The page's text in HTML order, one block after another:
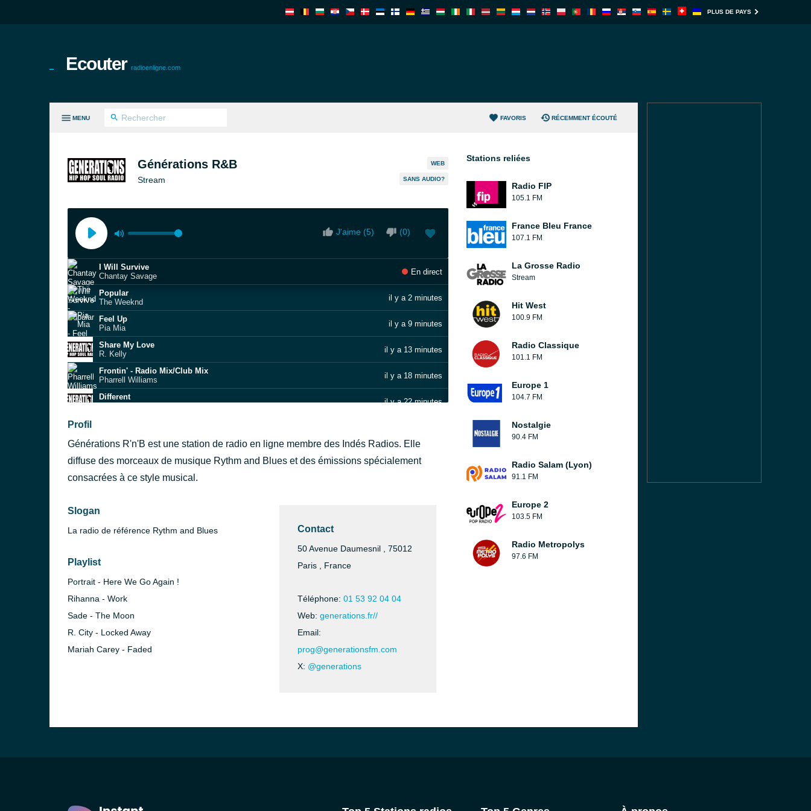
PLUS DE PAYS
Ecouter radioenligne.com
MENU FAVORIS RÉCEMMENT ÉCOUTÉ
Générations R&B
Stream
WEB
SANS AUDIO?
J'aime (5) (0)
I Will Survive
Chantay Savage
En direct
Popular
The Weeknd
il y a 2 minutes
Feel Up
Pia Mia
il y a 9 minutes
Share My Love
R. Kelly
il y a 13 minutes
Frontin' - Radio Mix/Club Mix
Pharrell Williams
il y a 18 minutes
Different
il y a 22 minutes
Love Will Never Do (Without You) (U.K. Funky mix)
Janet Jackson
Back Together
Amorphous
Rod Wave
Profil
Générations R'n'B est une station de radio en ligne membre des Indés Radios. Elle
diffuse des morceaux de musique Rythm and Blues et des émissions spécialement
consacrées à ce style musical.
Slogan
La radio de référence Rythm and Blues
Playlist
Portrait - Here We Go Again !
Rihanna - Work
Sade - The Moon
R. City - Locked Away
Mariah Carey - Faded
Contact
50 Avenue Daumesnil , 75012
Paris , France
Téléphone: 01 53 92 04 04
Web: generations.fr//
Email:
prog@generationsfm.com
X: @generations
Stations reliées
Radio FIP
105.1 FM
France Bleu France
107.1 FM
La Grosse Radio
Stream
Hit West
100.9 FM
Radio Classique
101.1 FM
Europe 1
104.7 FM
Nostalgie
90.4 FM
Radio Salam (Lyon)
91.1 FM
Europe 2
103.5 FM
Radio Metropolys
97.6 FM